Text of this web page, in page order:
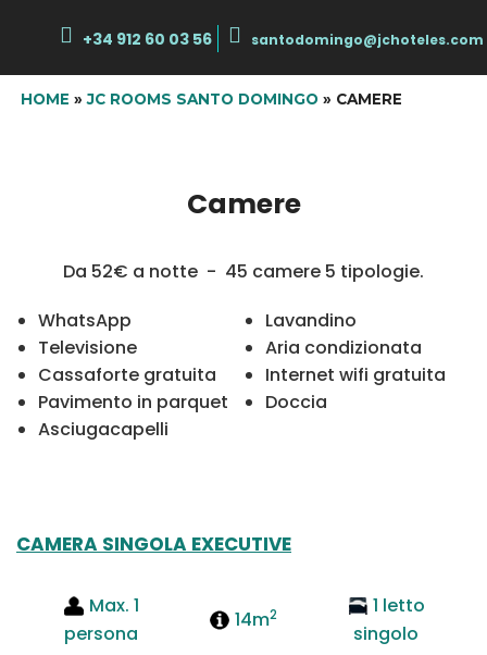
+34 912 60 03 56 santodomingo@jchoteles.com
HOME »JC ROOMS SANTO DOMINGO » CAMERE
Camere
Da 52€ a notte - 45 camere 5 tipologie.
WhatsApp
Lavandino
Televisione
Aria condizionata
Cassaforte gratuita
Internet wifi gratuita
Pavimento in parquet
Doccia
Asciugacapelli
CAMERA SINGOLA EXECUTIVE
Max. 1
persona
14m2
1 letto
singolo